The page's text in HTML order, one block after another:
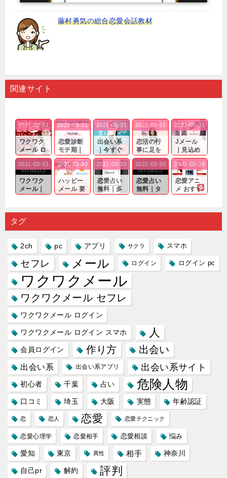
藤村勇気の総合恋愛会話教材
関連サイト
ワクワク
メール ロ
グイン pc
｜心の底
から真
剣...
2021-03-31
恋愛診断
モテ期｜
老若男女
問わ
ず…。
2021-03-31
出会い系
｜今すぐ
仲良くな
れる相手
探しをし
たいと...
2021-03-31
恋活の行
事に足を
運んでも
出会いの
チャンス
が訪れ...
2021-03-31
Jメール
｜見込め
る効果が
確実なも
のであっ
ても…...
2021-03-31
ワクワク
メール｜
り会った
人に軽...
2021-03-31
ハッピー
メール 要
するので
2021-03-30
恋愛占い
無料｜多
プリの内
2021-03-30
恋愛占い
無料｜タ
る人に恋
2021-03-30
恋愛アニ
メ おすす
雑で素人
2021-03-30
タグ
2ch pc アプリ サクラ スマホ
セフレ メール ログイン ログイン pc
ワクワクメール
ワクワクメール セフレ
ワクワクメール ログイン
ワクワクメール ログイン スマホ 人
会員ログイン 作り方 出会い
出会い系 出会い系アプリ 出会い系サイト
初心者 千葉 占い 危険人物
口コミ 埼玉 大阪 実態 年齢認証
恋 恋人 恋愛 恋愛テクニック
恋愛心理学 恋愛相手 恋愛相談 悩み
愛知 東京 異性 相手 神奈川
自己pr 解約 評判